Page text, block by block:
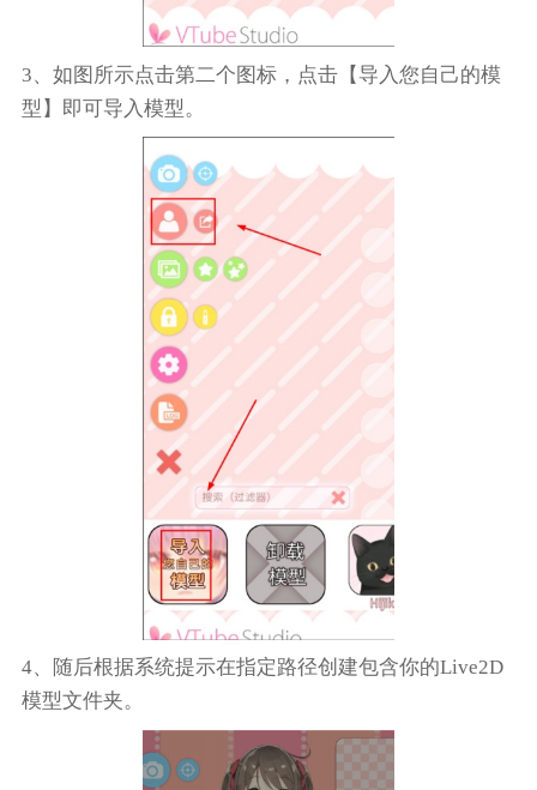
3、如图所示点击第二个图标，点击【导入您自己的模
型】即可导入模型。
4、随后根据系统提示在指定路径创建包含你的Live2D
模型文件夹。